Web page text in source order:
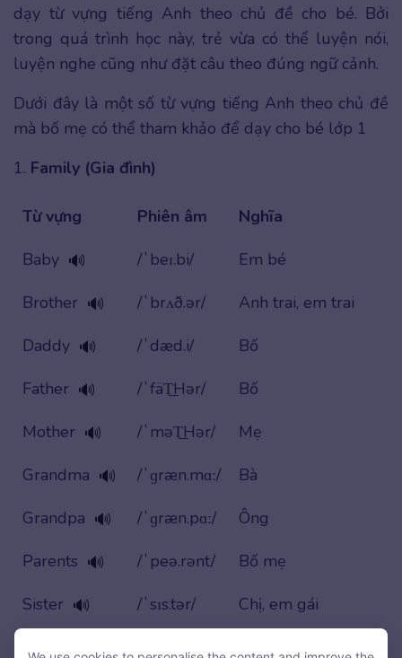
dạy từ vựng tiếng Anh theo chủ đề cho bé. Bởi
trong quá trình học này, trẻ vừa có thể luyện nói,
luyện nghe cũng như đặt câu theo đúng ngữ cảnh.
Dưới đây là một số từ vựng tiếng Anh theo chủ đề
mà bố mẹ có thể tham khảo để dạy cho bé lớp 1
1. Family (Gia đình)
Từ vựng Phiên âm
Nghĩa
Baby 🔊 /ˈbeɪ.bi/
Em bé
Brother 🔊 /ˈbrʌð.ər/
Anh trai, em trai
Daddy 🔊 /ˈdæd.i/
Bố
Father 🔊 /ˈfäT͟Hər/
Bố
Mother 🔊 /ˈməT͟Hər/
Mẹ
Grandma 🔊 /ˈɡræn.mɑː/
Bà
Grandpa 🔊 /ˈɡræn.pɑː/
Ông
Parents 🔊 /ˈpeə.rənt/
Bố mẹ
Sister 🔊 /ˈsɪs.tər/
Chị, em gái
Uncle
Chú, bác trai, cậu